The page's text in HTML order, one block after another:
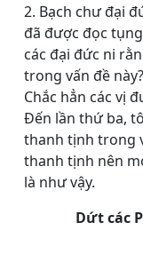
2. Bạch chư đại
đã được đọc
các đại đức ni
trong vấn đề
Chắc hẳn các vị
Đến lần thứ ba,
thanh tịnh trong
thanh tịnh nên
là như vậy.
Dứt các